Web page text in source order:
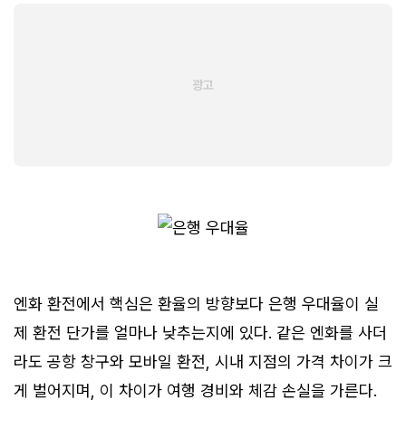
엔화 환전에서 핵심은 환율의 방향보다 은행 우대율이 실
제 환전 단가를 얼마나 낮추는지에 있다. 같은 엔화를 사더
라도 공항 창구와 모바일 환전, 시내 지점의 가격 차이가 크
게 벌어지며, 이 차이가 여행 경비와 체감 손실을 가른다.